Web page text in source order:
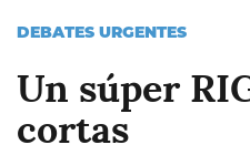
DEBATES URGENTES
Un súper
cortas